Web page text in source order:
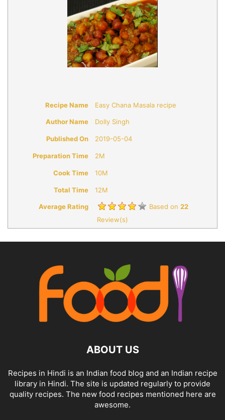
Recipe Name Easy Chana Masala recipe
Author Name Dolly Singh
Published On 2019-05-04
Preparation Time 2M
Cook Time 10M
Total Time 12M
Average Rating Based on 22
Review(s)
ABOUT US
Recipes in Hindi is an Indian food blog and an Indian recipe
library in Hindi. The site is updated regularly to provide
quality recipes. The new food recipes mentioned here are
awesome.